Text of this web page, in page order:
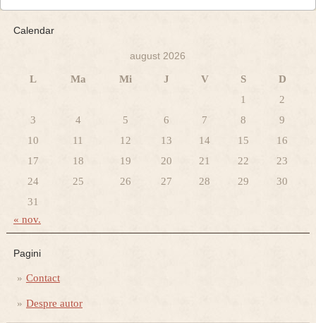
Calendar
august 2026
L Ma Mi J V S
D
1
2
3
4 5 6 7 8
9
10
11 12 13 14 15
16
17
18 19 20 21 22
23
24
25 26 27 28 29
30
31
« nov.
Pagini
Contact
Despre autor